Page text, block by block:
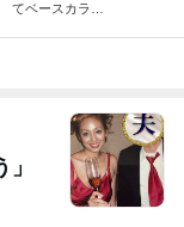
てベースカラー